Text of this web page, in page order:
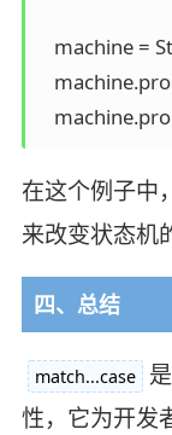
machine =
在这个例子中，
来改变状态机
四、总结
match...case
性，它为开发